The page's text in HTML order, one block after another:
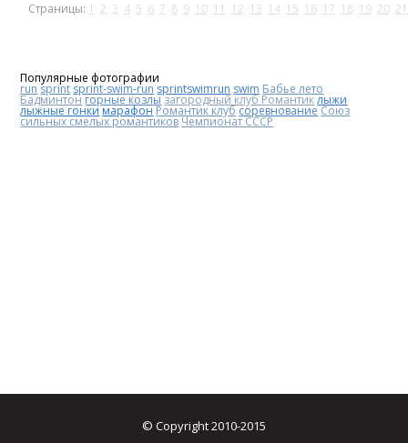
Страницы: 1 2 3 4 5 6 7 8 9 10 11 12 13 14 15 16 17 18 19 20 21
Популярные фотографии
run sprint sprint-swim-run sprintswimrun swim Бабье лето
Бадминтонгорные козлы загородный клуб Романтиклыжи
лыжные гонки марафонРомантик клубсоревнованиеСоюз
сильных смелых романтиковЧемпионат СССР
© Copyright 2010-2015